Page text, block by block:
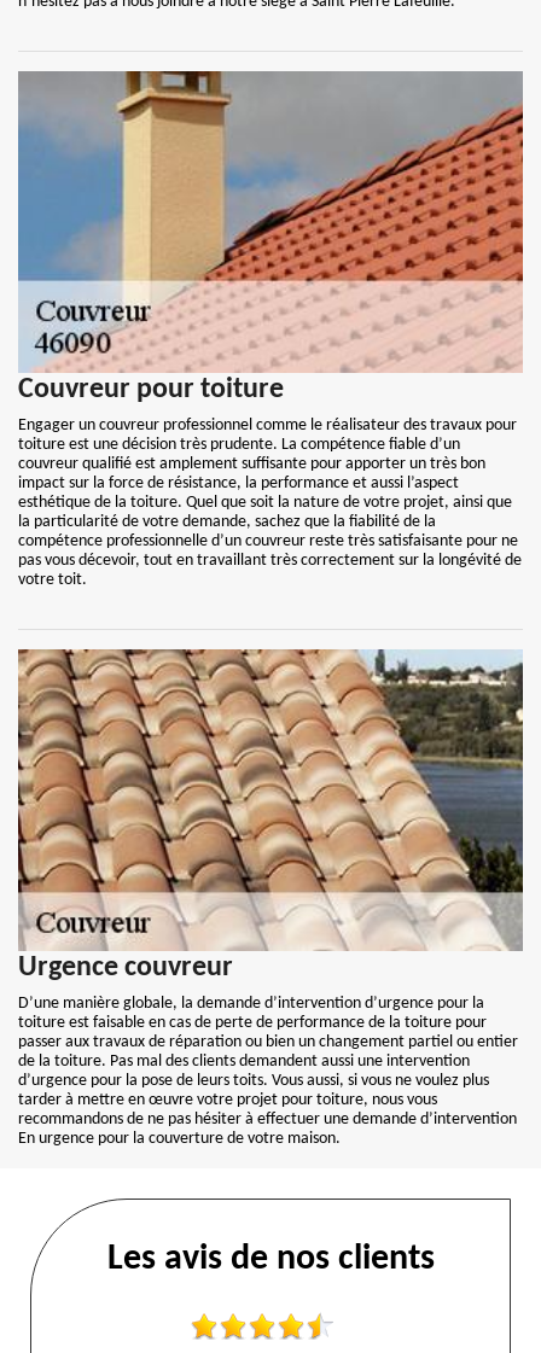
Couvreur pour toiture
Engager un couvreur professionnel comme le réalisateur des travaux pour
toiture est une décision très prudente. La compétence fiable d’un
couvreur qualifié est amplement suffisante pour apporter un très bon
impact sur la force de résistance, la performance et aussi l’aspect
esthétique de la toiture. Quel que soit la nature de votre projet, ainsi que
la particularité de votre demande, sachez que la fiabilité de la
compétence professionnelle d’un couvreur reste très satisfaisante pour ne
pas vous décevoir, tout en travaillant très correctement sur la longévité de
votre toit.
Urgence couvreur
D’une manière globale, la demande d’intervention d’urgence pour la
toiture est faisable en cas de perte de performance de la toiture pour
passer aux travaux de réparation ou bien un changement partiel ou entier
de la toiture. Pas mal des clients demandent aussi une intervention
d’urgence pour la pose de leurs toits. Vous aussi, si vous ne voulez plus
tarder à mettre en œuvre votre projet pour toiture, nous vous
recommandons de ne pas hésiter à effectuer une demande d’intervention
En urgence pour la couverture de votre maison.
Les avis de nos clients